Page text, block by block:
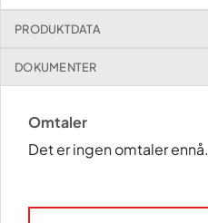
PRODUKTDATA
DOKUMENTER
Omtaler
Det er ingen omtaler ennå.